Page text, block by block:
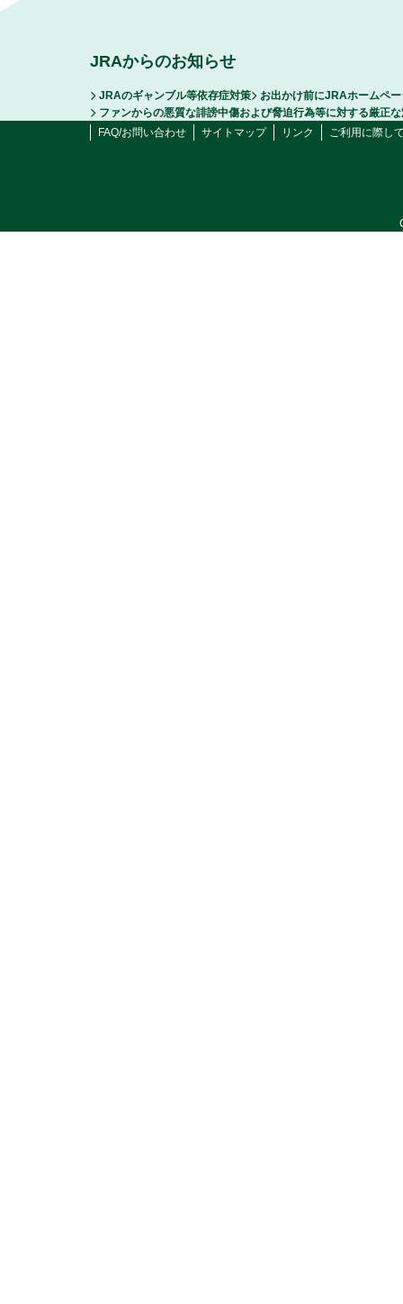
JRAからのお知らせ
JRAのギャンブル等依存症対策
お出かけ前にJRAホームペ
ファンからの悪質な誹謗中傷および脅迫行為等に対する厳正
FAQ/お問い合わせ
サイトマップ リンク ご利用に際し